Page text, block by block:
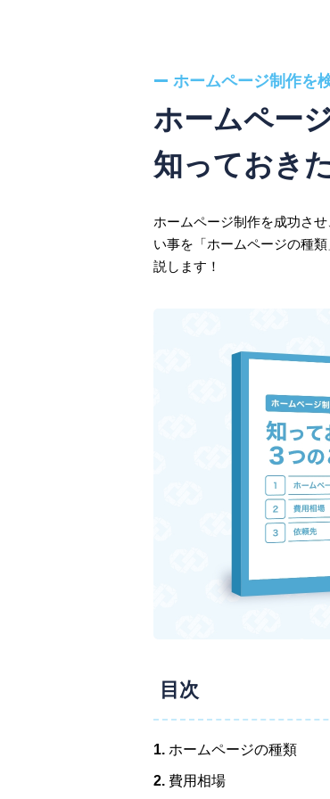
ホームページ制作を
ホームペー
知っておき
ホームページ制作を成功さ
い事を「ホームページの種
説します！
目次
1. ホームページの種類
2. 費用相場